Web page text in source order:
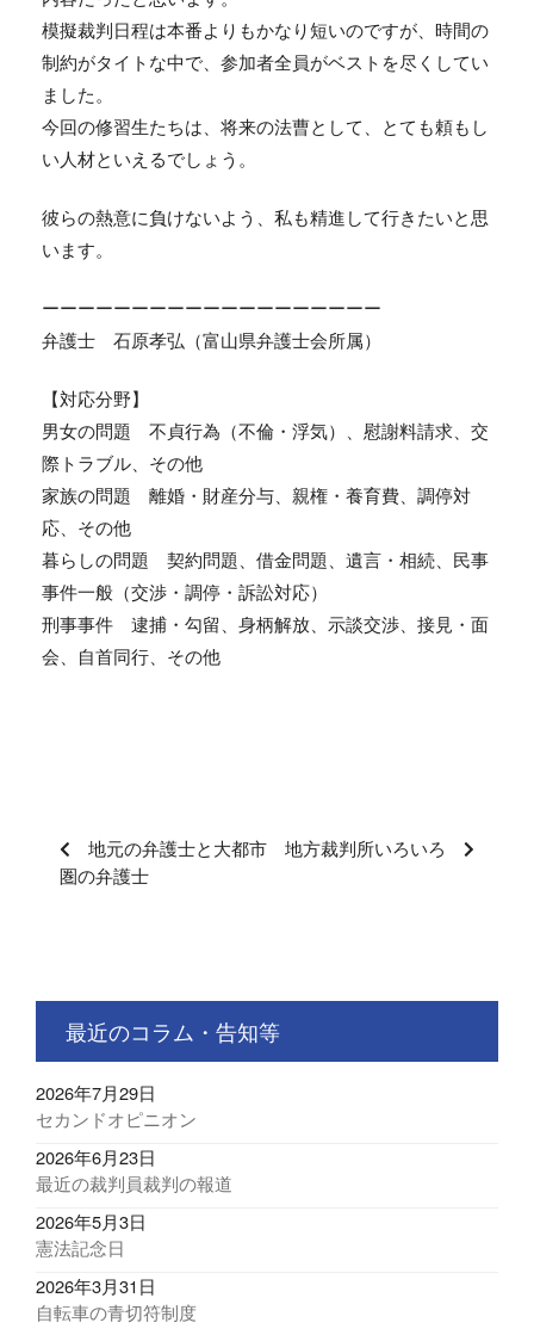
模擬裁判日程は本番よりもかなり短いのですが、時間の
制約がタイトな中で、参加者全員がベストを尽くしてい
ました。
今回の修習生たちは、将来の法曹として、とても頼もし
い人材といえるでしょう。
彼らの熱意に負けないよう、私も精進して行きたいと思
います。
ーーーーーーーーーーーーーーーーーーー
弁護士 石原孝弘（富山県弁護士会所属）
【対応分野】
男女の問題 不貞行為（不倫・浮気）、慰謝料請求、交
際トラブル、その他
家族の問題 離婚・財産分与、親権・養育費、調停対
応、その他
暮らしの問題 契約問題、借金問題、遺言・相続、民事
事件一般（交渉・調停・訴訟対応）
刑事事件 逮捕・勾留、身柄解放、示談交渉、接見・面
会、自首同行、その他
地元の弁護士と大都市
圏の弁護士
地方裁判所いろいろ
最近のコラム・告知等
2026年7月29日
セカンドオピニオン
2026年6月23日
最近の裁判員裁判の報道
2026年5月3日
憲法記念日
2026年3月31日
自転車の青切符制度